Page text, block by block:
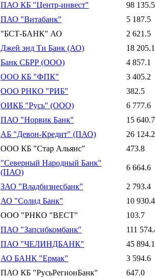
ПАО КБ "Центр-инвест"
98 135.5
ПАО "Витабанк"
5 187.5
"БСТ-БАНК" АО
2 621.5
Джей энд Ти Банк (АО)
18 205.1
Банк СБРР (ООО)
4 857.1
ООО КБ "ФПК"
3 405.2
ООО РНКО "РИБ"
382.5
ОИКБ "Русь" (ООО)
6 777.6
ПАО "Норвик Банк"
15 640.7
АБ "Девон-Кредит" (ПАО)
26 124.2
ООО КБ "Стар Альянс" 473.8
"Северный Народный Банк"
(ПАО)
6 664.6
ЗАО "Владбизнесбанк"
2 793.4
АО "Солид Банк"
10 930.4
ООО "РНКО "ВЕСТ"
103.7
ПАО "Запсибкомбанк"
111
ПАО "ЧЕЛИНДБАНК"
45 894.1
АО БАНК "Ермак"
3 594.6
ПАО КБ "РусьРегионБанк"
647.0